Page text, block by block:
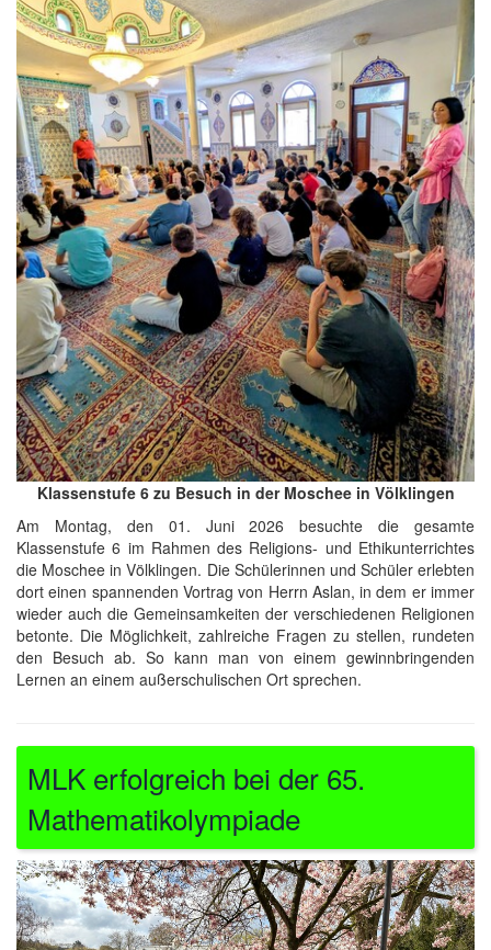
Klassenstufe 6 zu Besuch in der Moschee in Völklingen
Am Montag, den 01. Juni 2026 besuchte die gesamte
Klassenstufe 6 im Rahmen des Religions- und Ethikunterrichtes
die Moschee in Völklingen. Die Schülerinnen und Schüler erlebten
dort einen spannenden Vortrag von Herrn Aslan, in dem er immer
wieder auch die Gemeinsamkeiten der verschiedenen Religionen
betonte. Die Möglichkeit, zahlreiche Fragen zu stellen, rundeten
den Besuch ab. So kann man von einem gewinnbringenden
Lernen an einem außerschulischen Ort sprechen.
MLK erfolgreich bei der 65.
Mathematikolympiade